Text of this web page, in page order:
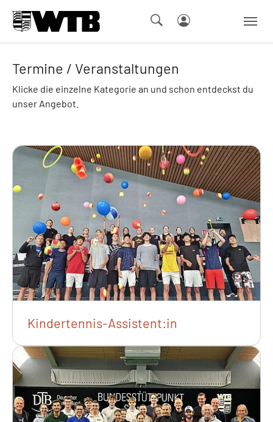
Termine / Veranstaltungen
Klicke die einzelne Kategorie an und schon entdeckst du
unser Angebot.
Kindertennis-Assistent:in